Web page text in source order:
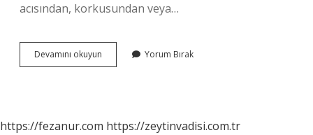
acısından, korkusundan veya…
Devamını okuyun Acitasyon
Yapmak
Yorum Bırak
https://fezanur.com https://zeytinvadisi.com.tr